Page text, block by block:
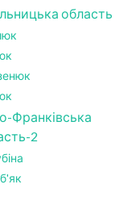
область
Франківська
2